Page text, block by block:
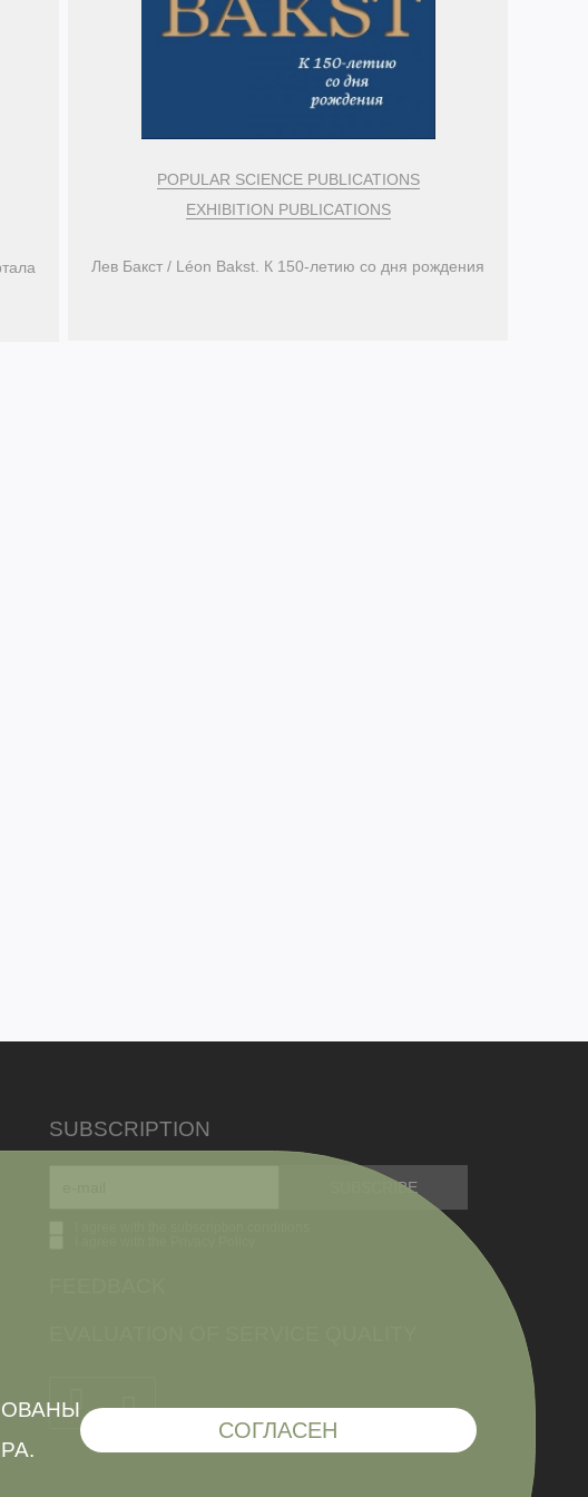
POPULAR SCIENCE PUBLICATIONS
EXHIBITION PUBLICATIONS
Лев Бакст / Léon Bakst. К 150-летию со дня рождения
СОГЛАСЕН
SUBSCRIPTION